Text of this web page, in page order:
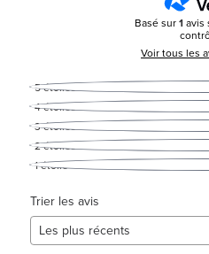
Basé sur1avis
Voir tous les
5étoiles
4étoiles
3étoiles
2étoiles
1étoile
Trier les avis